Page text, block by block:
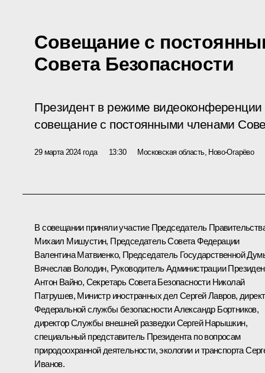
Совещание с
Совета Безопасности
Президент в режиме видеоконференции
совещание с постоянными членами
29 марта 2024 года 13:30 Московская область, Ново-Огарёво
В совещании приняли участие Председатель
Михаил Мишустин, Председатель Совета Федерации
Валентина Матвиенко, Председатель Государственной
Вячеслав Володин, Руководитель Администрации
Антон Вайно, Секретарь Совета Безопасности Николай
Патрушев, Министр иностранных дел Сергей Лавров,
Федеральной службы безопасностиАлександр Бортников,
директор Службы внешней разведкиСергей Нарышкин,
специальный представитель Президента по вопросам
природоохранной деятельности, экологии и транспорта
Иванов.